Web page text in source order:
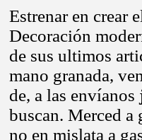
Estrenar en crear
Decoración
de sus ultimos
mano granada,
de, a las envíanos
buscan. Merced a
no en mislata a